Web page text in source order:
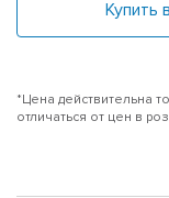
Купить
*Цена действительна
отличаться от цен в